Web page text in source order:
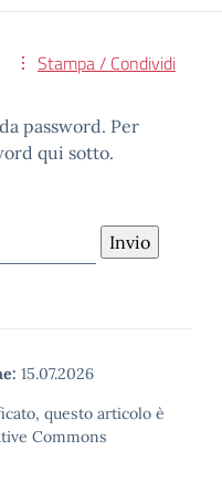
Stampa / Condividi
password. Per
qui sotto.
15.07.2026
questo articolo è
Commons